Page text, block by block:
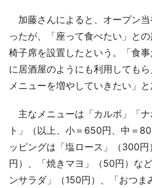
加藤さんによると、オープン
ったが、「座って食べたい」と
椅子席を設置したという。「食
に居酒屋のようにも利用しても
メニューを増やしていきたい」と
主なメニューは「カルボ」「
ト」（以上、小＝650円、中＝
ッピングは「塩ロース」（300
円）、「焼きマヨ」（50円）な
ンサラダ」（150円）、「おつ